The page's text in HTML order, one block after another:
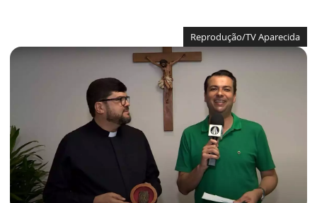
Reprodução/TV Aparecida